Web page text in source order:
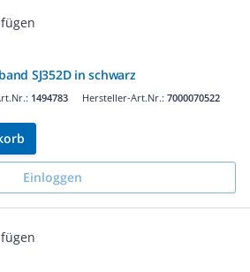
SJ352D in schwarz
1494783 Hersteller-Art.Nr.: 7000070522
Einloggen